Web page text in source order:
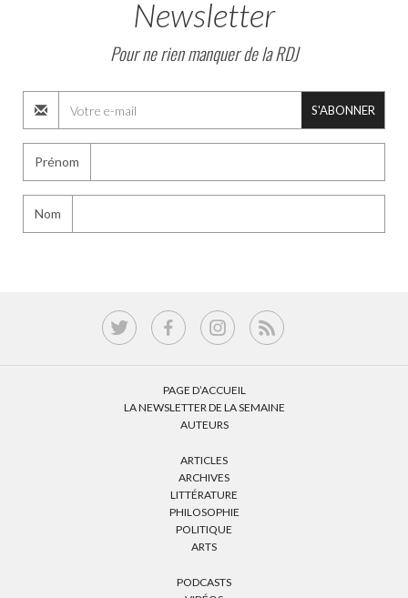
Newsletter
Pour ne rien manquer de la RDJ
S'ABONNER
Prénom
Nom
PAGE D’ACCUEIL
LA NEWSLETTER DE LA SEMAINE
AUTEURS
ARTICLES
ARCHIVES
LITTÉRATURE
PHILOSOPHIE
POLITIQUE
ARTS
PODCASTS